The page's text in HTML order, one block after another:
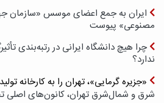
ایران به جمع اعضای موسس «سازمان
مصنوعی» پیوست
ندارد؟
«جزیره گرمایی»، تهران را به کارخانه
شرق و شمال‌شرق تهران، کانون‌های اصلی